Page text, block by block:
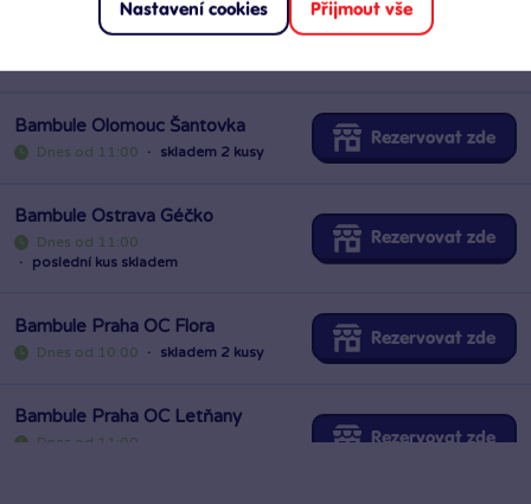
Bambule OC Šestka
Rezervovat zde
Bambule Olomouc Šantovka
Dnes od 11:00 · skladem 2 kusy
Rezervovat zde
Bambule Ostrava Géčko
Dnes od 11:00
·
poslední kus skladem
Rezervovat zde
Bambule Praha OC Flora
Dnes od 10:00 · skladem 2 kusy
Rezervovat zde
Bambule Praha OC Letňany
Dnes od 11:00
Rezervovat zde
Nastavení cookies Přijmout vše